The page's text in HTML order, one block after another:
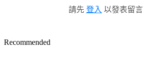
請先 登入 以發表留言
Recommended